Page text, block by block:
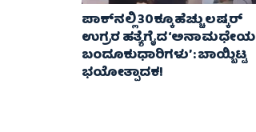
ಪಾಕ್‌ನಲ್ಲಿ 30ಕ್ಕೂ ಹೆಚ್ಚು ಲಷ್ಕರ್
ಉಗ್ರರ ಹತ್ಯೆಗೈದ ‘ಅನಾಮಧೇಯ
ಬಂದೂಕುಧಾರಿಗಳು’ : ಬಾಯ್ಬಿಟ್ಟ
ಭಯೋತ್ಪಾದಕ!